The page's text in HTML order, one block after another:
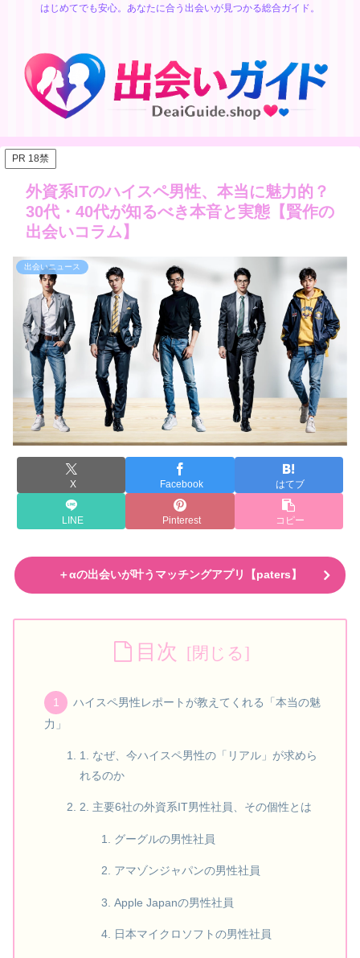
はじめてでも安心。あなたに合う出会いが見つかる総合ガイド。
PR 18禁
外資系ITのハイスペ男性、本当に魅力的？
30代・40代が知るべき本音と実態【賢作の
出会いコラム】
出会いニュース
X Facebook はてブ
LINE Pinterest コピー
＋αの出会いが叶うマッチングアプリ【paters】
目次
ハイスペ男性レポートが教えてくれる「本当の魅
力」
1. なぜ、今ハイスペ男性の「リアル」が求めら
れるのか
2. 主要6社の外資系IT男性社員、その個性とは
グーグルの男性社員
アマゾンジャパンの男性社員
Apple Japanの男性社員
日本マイクロソフトの男性社員